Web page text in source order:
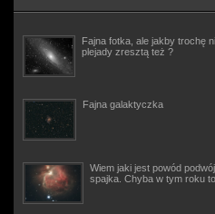
Fajna fotka, ale jakby trochę
plejady zresztą też ?
Fajna galaktyczka
Wiem jaki jest powód
spajka. Chyba w tym roku